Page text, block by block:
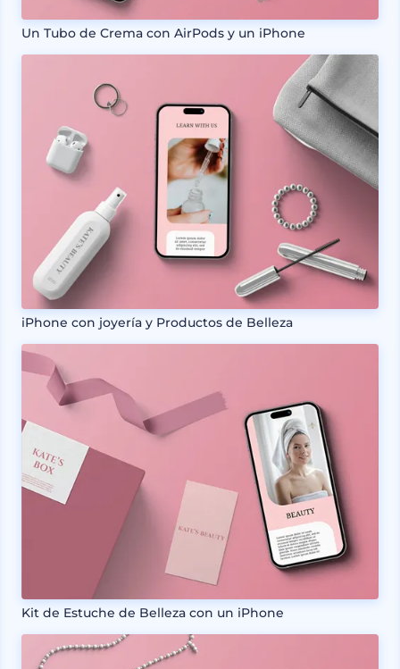
Un Tubo de Crema con AirPods y un iPhone
iPhone con joyería y Productos de Belleza
Kit de Estuche de Belleza con un iPhone